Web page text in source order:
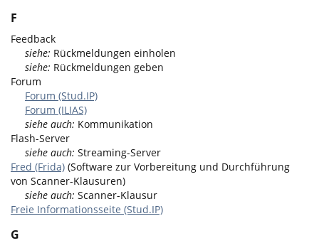
F
Feedback
siehe: Rückmeldungen einholen
siehe: Rückmeldungen geben
Forum
Forum (Stud.IP)
Forum (ILIAS)
siehe auch: Kommunikation
Flash-Server
siehe auch: Streaming-Server
Fred (Frida) (Software zur Vorbereitung und Durchführung
von Scanner-Klausuren)
siehe auch: Scanner-Klausur
Freie Informationsseite (Stud.IP)
G